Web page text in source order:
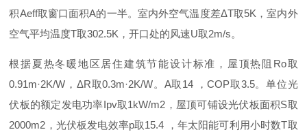
积Aeff取窗口面积A的一半。室内外空气温度差ΔT取5K ，室内外
空气平均温度T取302.5K ，开口处的风速U取2m/s。
根据夏热冬暖地区居住建筑节能设计标准，屋顶热阻 Ro取
0.91m·2K/W ， ΔR取0.3m·2K/W。 A取 14 ，COP取3.5。单位光
伏板的额定发电功率Ipv取1kW/m2 ，屋顶可铺设光伏板面积S取
2000m2 ，光伏板发电效率p取15.4 ，年太阳能可利用小时数T取